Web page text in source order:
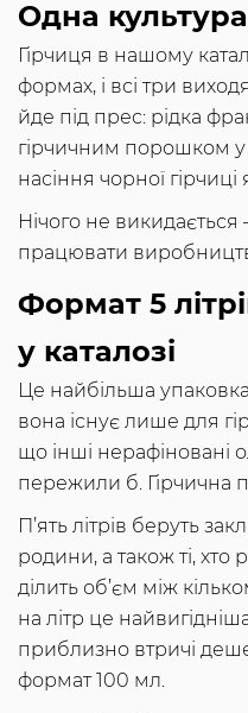
Одна
Гірчиця в нашому
формах, і всі три
йде під прес: рідка
гірчичним порошком у
насіння чорної гірчиці
Нічого не
працювати
Формат 5
у каталозі
Це найбільша
вона існує лише для
що інші нерафіновані
пережили б. Гірчична
П’ять літрів беруть
родини, а також ті, хто
ділить об’єм між
на літр це
приблизно втричі
формат 100 мл.